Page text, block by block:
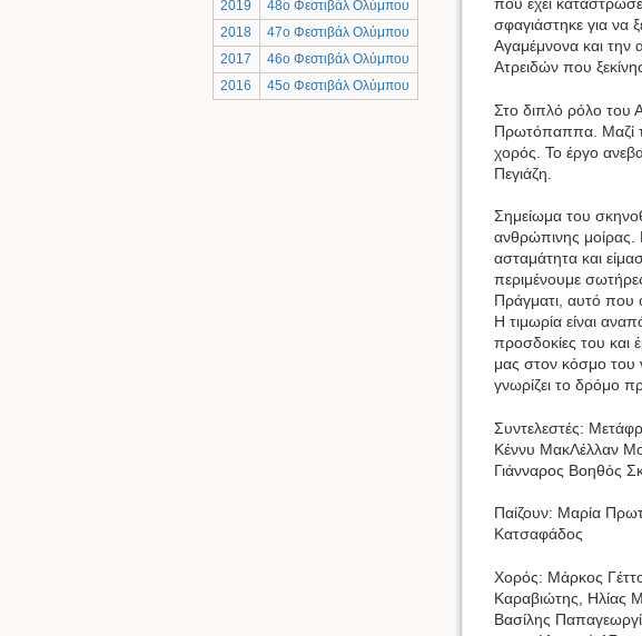
2019
48ο Φεστιβάλ Ολύμπου
2018
47ο Φεστιβάλ Ολύμπου
2017
46ο Φεστιβάλ Ολύμπου
2016
45ο Φεστιβάλ Ολύμπου
σφαγιάστηκε για να
Αγαμέμνονα και την
Ατρειδών που
Στο διπλό ρόλο του
Πρωτόπαππα. Μαζί
χορός. Το έργο
Πεγιάζη.
Σημείωμα του
ανθρώπινης μοίρας.
ασταμάτητα και
περιμένουμε
Πράγματι, αυτό που
Η τιμωρία είναι
προσδοκίες του και
μας στον κόσμο του
γνωρίζει το δρόμο
Συντελεστές:
Κέννυ ΜακΛέλλαν
Γιάνναρος Βοηθός
Παίζουν: Μαρία
Κατσαφάδος
Χορός: Μάρκος
Καραβιώτης, Ηλίας
Βασίλης